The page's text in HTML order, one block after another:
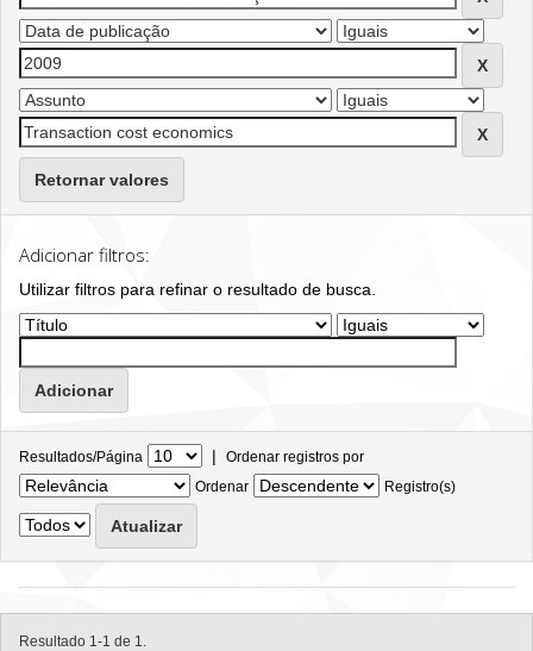
Retornar valores
Adicionar filtros:
Utilizar filtros para refinar o resultado de busca.
Resultados/Página | Ordenar registros por
Ordenar
Registro(s)
Resultado 1-1 de 1.